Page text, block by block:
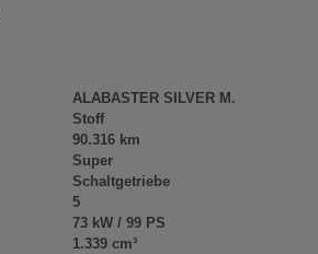
ALABASTER SILVER M.
Stoff
90.316 km
Super
Schaltgetriebe
5
73 kW / 99 PS
1.339 cm³